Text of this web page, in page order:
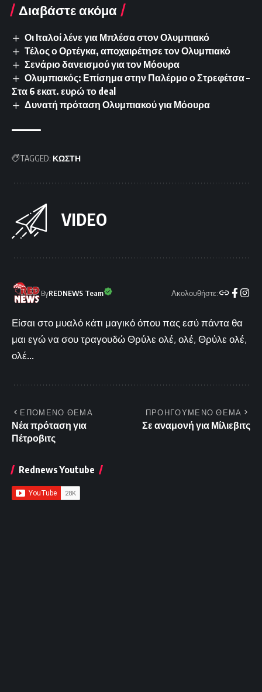
Διαβάστε ακόμα
Οι Ιταλοί λένε για Μπλέσα στον Ολυμπιακό
Τέλος ο Ορτέγκα, αποχαιρέτησε τον Ολυμπιακό
Σενάριο δανεισμού για τον Μόουρα
Ολυμπιακός: Επίσημα στην Παλέρμο ο Στρεφέτσα –
Στα 6 εκατ. ευρώ το deal
Δυνατή πρόταση Ολυμπιακού για Μόουρα
TAGGED: ΚΩΣΤΗ
VIDEO
ByREDNEWS Team Ακολουθήστε:
Είσαι στο μυαλό κάτι μαγικό όπου πας εσύ πάντα θα
μαι εγώ να σου τραγουδώ Θρύλε ολέ, ολέ, Θρύλε ολέ,
ολέ...
ΕΠΟΜΕΝΟ ΘΕΜΑ
Νέα πρόταση για
Πέτροβιτς
ΠΡΟΗΓΟΥΜΕΝΟ ΘΕΜΑ
Σε αναμονή για Μίλιεβιτς
Rednews Youtube